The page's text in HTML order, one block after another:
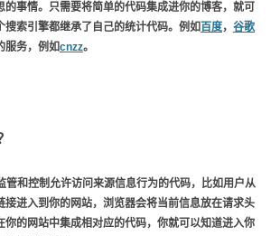
的事情。只需要将简单的代码集成进你的博客，就可
搜索引擎都继承了自己的统计代码。例如 百度， 谷歌
服务，例如cnzz。
管和控制允许访问来源信息行为的代码，比如用户从
接进入到你的网站，浏览器会将当前信息放在请求头
你的网站中集成相对应的代码，你就可以知道进入你